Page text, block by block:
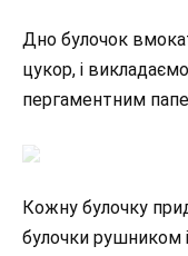
Дно булочок
цукор, і
пергаментним
Кожну булочку
булочки рушником